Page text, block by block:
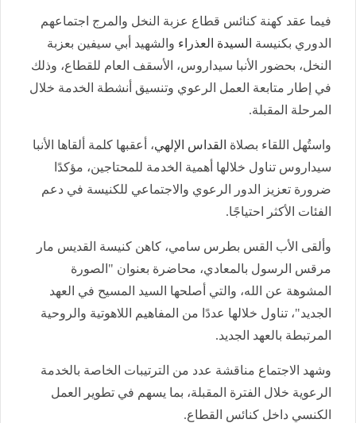
فيما عقد كهنة كنائس قطاع عزبة النخل والمرج اجتماعهم
الدوري بكنيسة السيدة العذراء والشهيد أبي سيفين بعزبة
النخل، بحضور الأنبا سيداروس، الأسقف العام للقطاع، وذلك
في إطار متابعة العمل الرعوي وتنسيق أنشطة الخدمة خلال
المرحلة المقبلة.
واستُهل اللقاء بصلاة القداس الإلهي، أعقبها كلمة ألقاها الأنبا
سيداروس تناول خلالها أهمية الخدمة للمحتاجين، مؤكدًا
ضرورة تعزيز الدور الرعوي والاجتماعي للكنيسة في دعم
الفئات الأكثر احتياجًا.
وألقى الأب القس بطرس سامي، كاهن كنيسة القديس مار
مرقس الرسول بالمعادي، محاضرة بعنوان "الصورة
المشوهة عن الله، والتي أصلحها السيد المسيح في العهد
الجديد"، تناول خلالها عددًا من المفاهيم اللاهوتية والروحية
المرتبطة بالعهد الجديد.
وشهد الاجتماع مناقشة عدد من الترتيبات الخاصة بالخدمة
الرعوية خلال الفترة المقبلة، بما يسهم في تطوير العمل
الكنسي داخل كنائس القطاع.